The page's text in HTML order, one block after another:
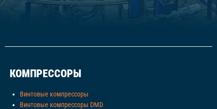
КОМПРЕССОРЫ
Винтовые компрессоры
Винтовые компрессоры DMD